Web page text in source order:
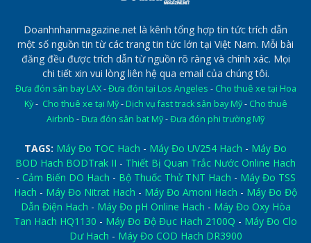
Doanhnhanmagazine.net là kênh tổng hợp tin tức trích dẫn
một số nguồn tin từ các trang tin tức lớn tại Việt Nam. Mỗi bài
đăng đều được trích dẫn từ nguồn rõ ràng và chính xác. Mọi
chi tiết xin vui lòng liên hệ qua email của chúng tôi.
Đưa đón sân bay LAX-Đưa đón tại Los Angeles - Cho thuê xe tại Hoa
Kỳ- Cho thuê xe tại Mỹ- Dịch vụ fast track sân bay Mỹ- Cho thuê
Airbnb -Đưa đón sân bat Mỹ-Đưa đón phi trường Mỹ
TAGS: Máy Đo TOC Hach - Máy Đo UV254 Hach - Máy Đo
BOD Hach BODTrak II - Thiết Bị Quan Trắc Nước Online Hach
- Cảm Biến DO Hach - Bộ Thuốc Thử TNT Hach - Máy Đo TSS
Hach - Máy Đo Nitrat Hach - Máy Đo Amoni Hach - Máy Đo Độ
Dẫn Điện Hach - Máy Đo pH Online Hach - Máy Đo Oxy Hòa
Tan Hach HQ1130 - Máy Đo Độ Đục Hach 2100Q - Máy Đo Clo
Dư Hach - Máy Đo COD Hach DR3900